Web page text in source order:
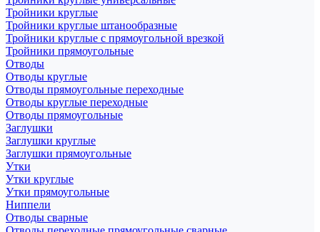
Тройники круглые
Тройники круглые штанообразные
Тройники круглые с прямоугольной врезкой
Тройники прямоугольные
Отводы
Отводы круглые
Отводы прямоугольные переходные
Отводы круглые переходные
Отводы прямоугольные
Заглушки
Заглушки круглые
Заглушки прямоугольные
Утки
Утки круглые
Утки прямоугольные
Ниппели
Отводы сварные